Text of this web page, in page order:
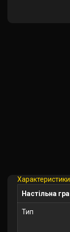
Характеристики
Настільна гра
Тип